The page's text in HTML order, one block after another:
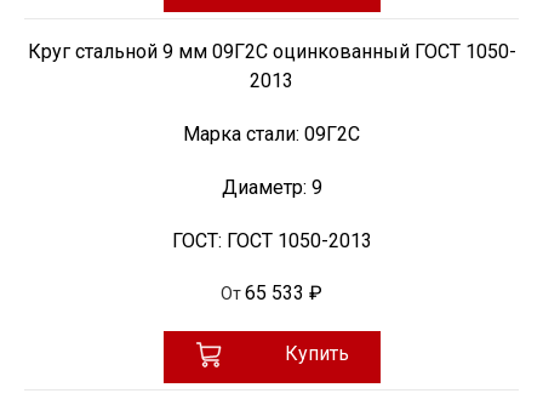
Круг стальной 9 мм 09Г2С оцинкованный ГОСТ 1050-
2013
Марка стали: 09Г2С
Диаметр: 9
ГОСТ: ГОСТ 1050-2013
От65 533 ₽
Купить